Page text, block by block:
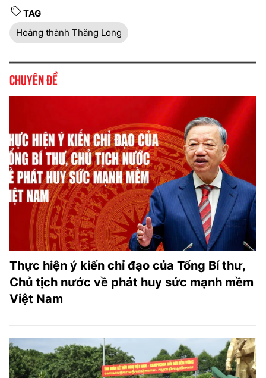
TAG
Hoàng thành Thăng Long
Chuyên đề
Thực hiện ý kiến chỉ đạo của Tổng Bí thư,
Chủ tịch nước về phát huy sức mạnh mềm
Việt Nam